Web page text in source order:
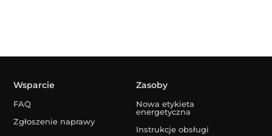
Wsparcie
FAQ
Zgłoszenie naprawy
Zasoby
Nowa etykieta
energetyczna
Instrukcje obsługi